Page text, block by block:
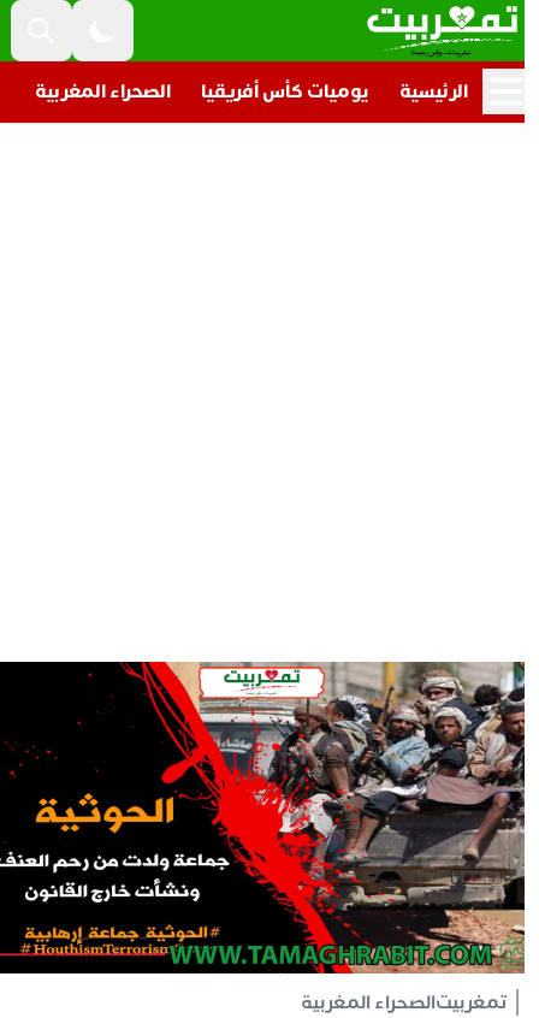
الرئيسية يوميات كأس أفريقيا الصحراء المغربية
تمغربيتالصحراء المغربية